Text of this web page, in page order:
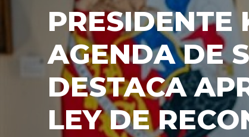
PRESIDENTE
AGENDA DE
DESTACA
LEY DE